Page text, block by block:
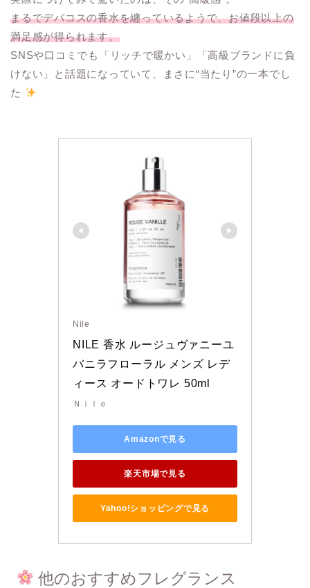
まるでデパコスの香水を纏っているようで、お値段以上の
満足感が得られます。
SNSや口コミでも「リッチで暖かい」「高級ブランドに負
けない」と話題になっていて、まさに“当たり”の一本でし
た
Nile
NILE 香水 ルージュヴァニーユ
バニラフローラル メンズ レデ
ィース オードトワレ 50ml
Ｎｉｌｅ
Amazonで見る
楽天市場で見る
Yahoo!ショッピングで見る
他のおすすめフレグランス